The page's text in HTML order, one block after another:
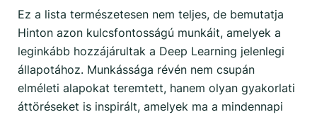
Ez a lista természetesen nem teljes, de bemutatja
Hinton azon kulcsfontosságú munkáit, amelyek a
leginkább hozzájárultak a Deep Learning jelenlegi
állapotához. Munkássága révén nem csupán
elméleti alapokat teremtett, hanem olyan gyakorlati
áttöréseket is inspirált, amelyek ma a mindennapi